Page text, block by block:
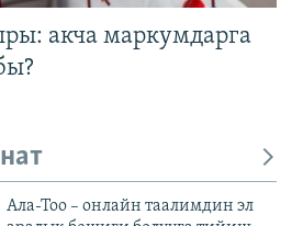
акча маркумдарга
Ала-Тоо – онлайн таалимдин эл